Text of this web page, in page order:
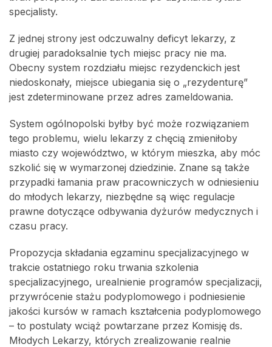
specjalisty.
Z jednej strony jest odczuwalny deficyt lekarzy, z
drugiej paradoksalnie tych miejsc pracy nie ma.
Obecny system rozdziału miejsc rezydenckich jest
niedoskonały, miejsce ubiegania się o „rezydenturę”
jest zdeterminowane przez adres zameldowania.
System ogólnopolski byłby być może rozwiązaniem
tego problemu, wielu lekarzy z chęcią zmieniłoby
miasto czy województwo, w którym mieszka, aby móc
szkolić się w wymarzonej dziedzinie. Znane są także
przypadki łamania praw pracowniczych w odniesieniu
do młodych lekarzy, niezbędne są więc regulacje
prawne dotyczące odbywania dyżurów medycznych i
czasu pracy.
Propozycja składania egzaminu specjalizacyjnego w
trakcie ostatniego roku trwania szkolenia
specjalizacyjnego, urealnienie programów specjalizacji,
przywrócenie stażu podyplomowego i podniesienie
jakości kursów w ramach kształcenia podyplomowego
– to postulaty wciąż powtarzane przez Komisję ds.
Młodych Lekarzy, których zrealizowanie realnie